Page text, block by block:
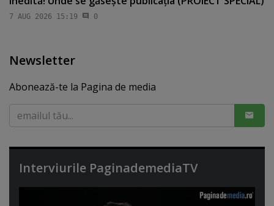
7 AUG 2026 15:19 0
Newsletter
Abonează-te la Pagina de media
Interviurile PaginademediaTV